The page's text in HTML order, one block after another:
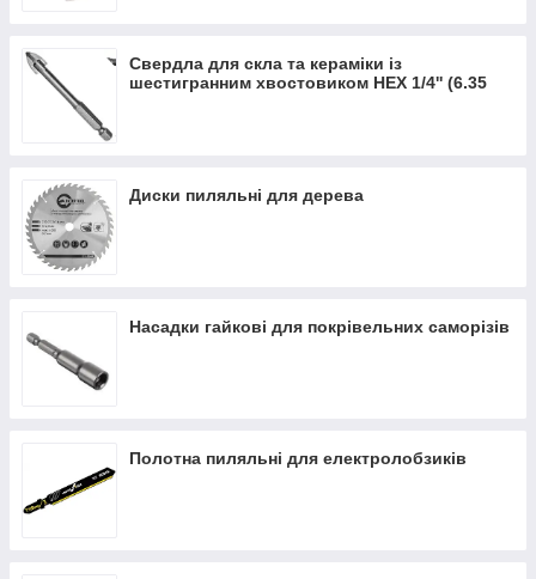
Свердла для скла та кераміки із
шестигранним хвостовиком HEX 1/4'' (6.35
Диски пиляльні для дерева
Насадки гайкові для покрівельних саморізів
Полотна пиляльні для електролобзиків